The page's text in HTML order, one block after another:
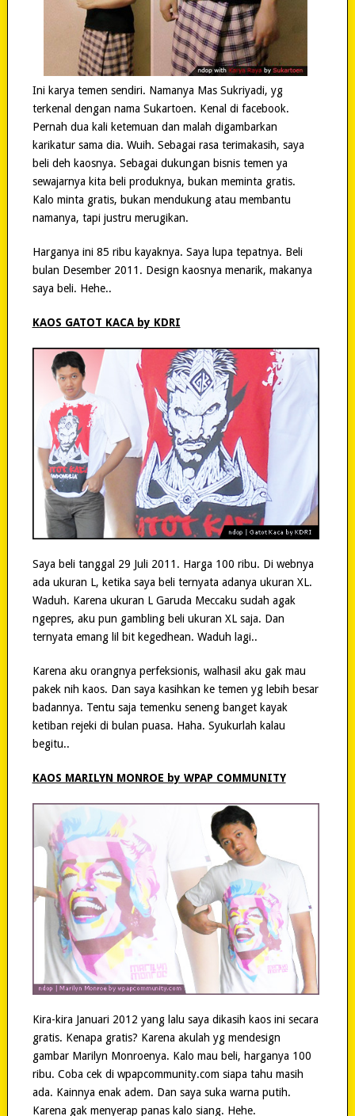
Ini karya temen sendiri. Namanya Mas Sukriyadi, yg
terkenal dengan nama Sukartoen. Kenal di facebook.
Pernah dua kali ketemuan dan malah digambarkan
karikatur sama dia. Wuih. Sebagai rasa terimakasih, saya
beli deh kaosnya. Sebagai dukungan bisnis temen ya
sewajarnya kita beli produknya, bukan meminta gratis.
Kalo minta gratis, bukan mendukung atau membantu
namanya, tapi justru merugikan.
Harganya ini 85 ribu kayaknya. Saya lupa tepatnya. Beli
bulan Desember 2011. Design kaosnya menarik, makanya
saya beli. Hehe..
KAOS GATOT KACA by KDRI
Saya beli tanggal 29 Juli 2011. Harga 100 ribu. Di webnya
ada ukuran L, ketika saya beli ternyata adanya ukuran XL.
Waduh. Karena ukuran L Garuda Meccaku sudah agak
ngepres, aku pun gambling beli ukuran XL saja. Dan
ternyata emang lil bit kegedhean. Waduh lagi..
Karena aku orangnya perfeksionis, walhasil aku gak mau
pakek nih kaos. Dan saya kasihkan ke temen yg lebih besar
badannya. Tentu saja temenku seneng banget kayak
ketiban rejeki di bulan puasa. Haha. Syukurlah kalau
begitu..
KAOS MARILYN MONROE by WPAP COMMUNITY
Kira-kira Januari 2012 yang lalu saya dikasih kaos ini secara
gratis. Kenapa gratis? Karena akulah yg mendesign
gambar Marilyn Monroenya. Kalo mau beli, harganya 100
ribu. Coba cek di wpapcommunity.com siapa tahu masih
ada. Kainnya enak adem. Dan saya suka warna putih.
Karena gak menyerap panas kalo siang. Hehe.